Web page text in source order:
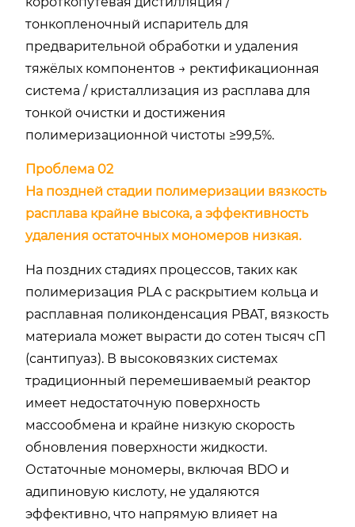
тонкопленочный испаритель для
предварительной обработки и удаления
тяжёлых компонентов → ректификационная
система / кристаллизация из расплава для
тонкой очистки и достижения
полимеризационной чистоты ≥99,5%.
Проблема 02
На поздней стадии полимеризации вязкость
расплава крайне высока, а эффективность
удаления остаточных мономеров низкая.
На поздних стадиях процессов, таких как
полимеризация PLA с раскрытием кольца и
расплавная поликонденсация PBAT, вязкость
материала может вырасти до сотен тысяч сП
(сантипуаз). В высоковязких системах
традиционный перемешиваемый реактор
имеет недостаточную поверхность
массообмена и крайне низкую скорость
обновления поверхности жидкости.
Остаточные мономеры, включая BDO и
адипиновую кислоту, не удаляются
эффективно, что напрямую влияет на